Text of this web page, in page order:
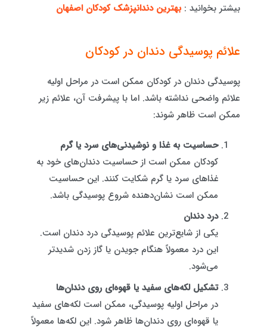
بیشتر بخوانید : بهترین دندانپزشک کودکان اصفهان
علائم پوسیدگی دندان در کودکان
پوسیدگی دندان در کودکان ممکن است در مراحل اولیه
علائم واضحی نداشته باشد. اما با پیشرفت آن، علائم زیر
ممکن است ظاهر شوند:
حساسیت به غذا و نوشیدنی‌های سرد یا گرم
کودکان ممکن است از حساسیت دندان‌های خود به
غذاهای سرد یا گرم شکایت کنند. این حساسیت
ممکن است نشان‌دهنده شروع پوسیدگی باشد.
درد دندان
یکی از شایع‌ترین علائم پوسیدگی درد دندان است.
این درد معمولاً هنگام جویدن یا گاز زدن شدیدتر
می‌شود.
تشکیل لکه‌های سفید یا قهوه‌ای روی دندان‌ها
در مراحل اولیه پوسیدگی، ممکن است لکه‌های سفید
یا قهوه‌ای روی دندان‌ها ظاهر شود. این لکه‌ها معمولاً